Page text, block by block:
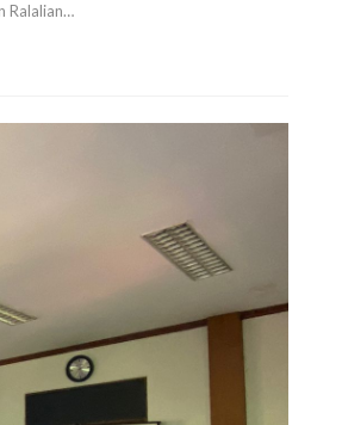
Ralalian…